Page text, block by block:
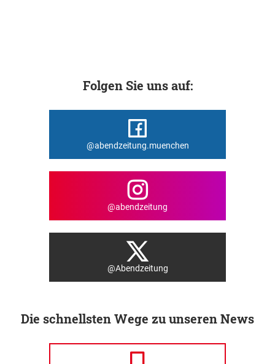
Folgen Sie uns auf:
@abendzeitung.muenchen
@abendzeitung
@Abendzeitung
Die schnellsten Wege zu unseren News